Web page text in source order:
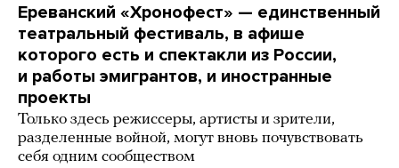
Ереванский «Хронофест» — единственный
театральный фестиваль, в афише
которого есть и спектакли из России,
и работы эмигрантов, и иностранные
проекты
Только здесь режиссеры, артисты и зрители,
разделенные войной, могут вновь почувствовать
себя одним сообществом